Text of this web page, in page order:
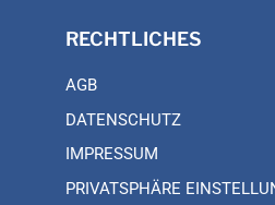
RECHTLICHES
AGB
DATENSCHUTZ
IMPRESSUM
PRIVATSPHÄRE